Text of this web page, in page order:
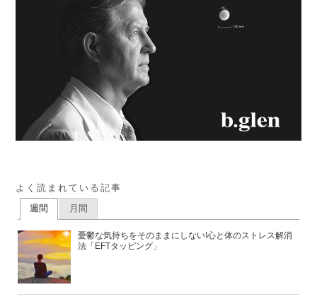
よく読まれている記事
週間 月間
憂鬱な気持ちをそのままにしない!心と体のストレス解消
法「EFTタッピング」